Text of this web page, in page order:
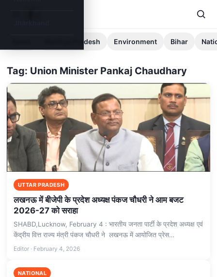
Madhya Pradesh Environment Bihar
Tag: Union Minister Pankaj Chaudhary
UTTAR PRADESH
लखनऊ में बीजेपी के प्रदेश अध्यक्ष पंकज चौधरी ने आम बजट
2026-27 को सराहा
SHABD,Lucknow, February 4 : भारतीय जनता पार्टी के प्रदेश अध्यक्ष एवं
केंद्रीय वित्त राज्य मंत्री पंकज चौधरी ने लखनऊ में आयोजित प्रेस…
Editor · February 4, 2026
NATIONAL